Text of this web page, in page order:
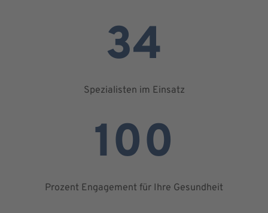
34
Spezialisten im Einsatz
100
Prozent Engagement für Ihre Gesundheit